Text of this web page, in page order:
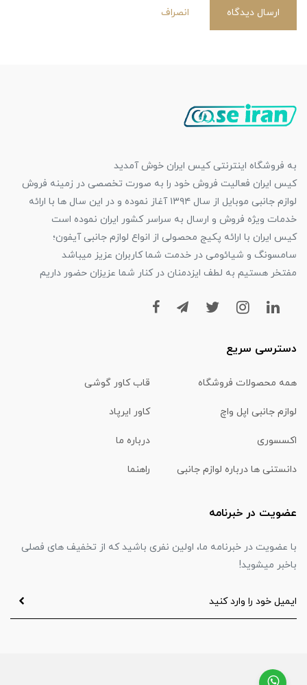
ارسال دیدگاه انصراف
به فروشگاه اینترنتی کیس ایران خوش آمدید
کیس ایران فعالیت فروش خود را به صورت تخصصی در زمینه فروش
لوازم جانبی موبایل از سال ۱۳۹۴ آغاز نموده و در این سال ها با ارائه
خدمات ویژه فروش و ارسال به سراسر کشور ایران نموده است
کیس ایران با ارائه پکیج محصولی از انواع لوازم جانبی آیفون؛
سامسونگ و شیائومی در خدمت شما کاربران عزیز میباشد
مفتخر هستیم به لطف ایزدمنان در کنار شما عزیزان حضور داریم
دسترسی سریع
همه محصولات فروشگاه قاب کاور گوشی
لوازم جانبی اپل واچ کاور ایرپاد
اکسسوری درباره ما
دانستنی ها درباره لوازم جانبی راهنما
عضویت در خبرنامه
با عضویت در خبرنامه ما، اولین نفری باشید که از تخفیف های فصلی
باخبر میشوید!